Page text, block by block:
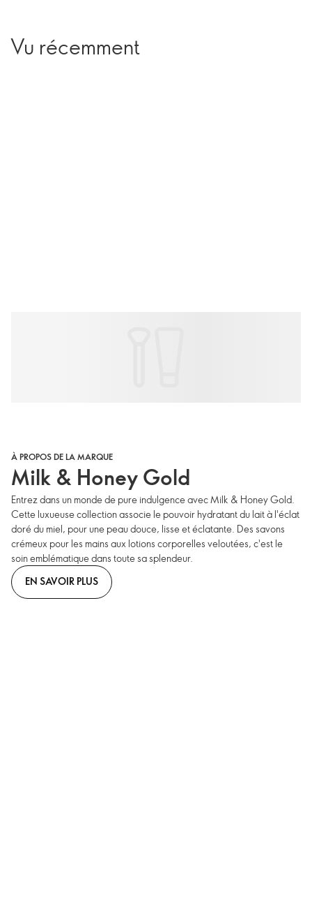
Vu récemment
À PROPOS DE LA MARQUE
Milk & Honey Gold
Entrez dans un monde de pure indulgence avec Milk & Honey Gold.
Cette luxueuse collection associe le pouvoir hydratant du lait à l'éclat
doré du miel, pour une peau douce, lisse et éclatante. Des savons
crémeux pour les mains aux lotions corporelles veloutées, c'est le
soin emblématique dans toute sa splendeur.
EN SAVOIR PLUS